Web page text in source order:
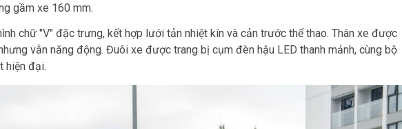
gầm xe 160 mm.
chữ "V" đặc trưng, kết hợp lưới tản nhiệt kín và cản trước thể thao. Thân xe được
vẫn năng động. Đuôi xe được trang bị cụm đèn hậu LED thanh mảnh, cùng bộ
hiện đại.